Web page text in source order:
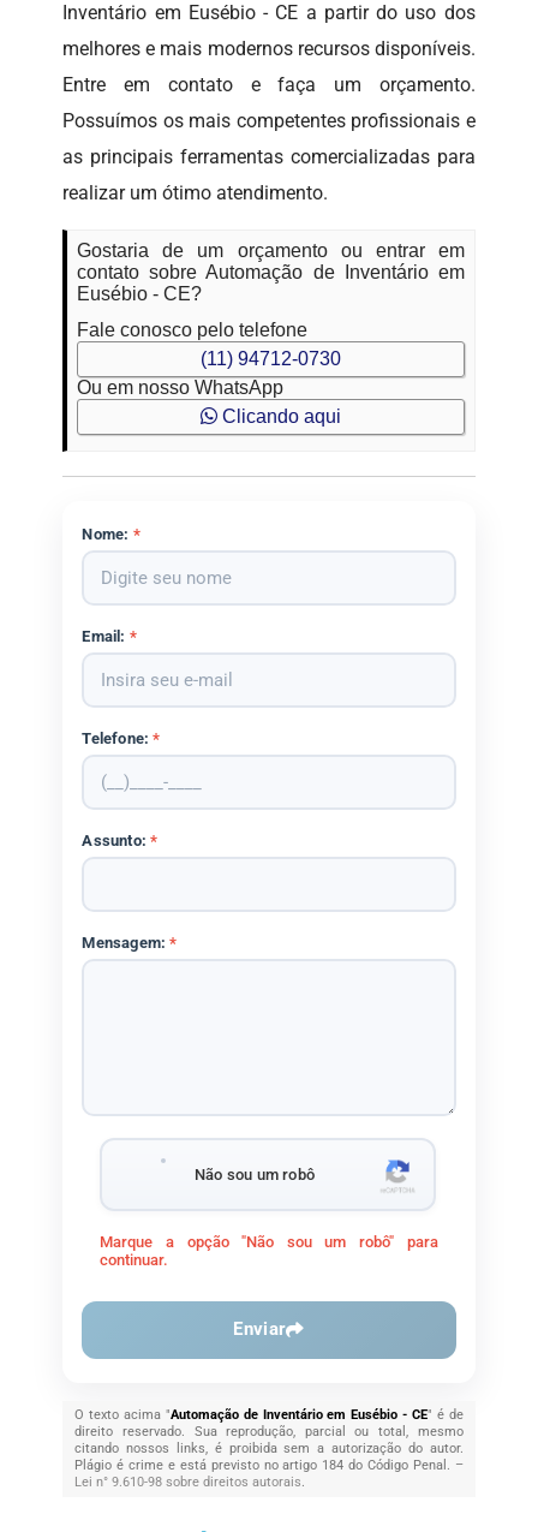
Inventário em Eusébio - CE a partir do uso dos
melhores e mais modernos recursos disponíveis.
Entre em contato e faça um orçamento.
Possuímos os mais competentes profissionais e
as principais ferramentas comercializadas para
realizar um ótimo atendimento.
Gostaria de um orçamento ou entrar em
contato sobre Automação de Inventário em
Eusébio - CE?
Fale conosco pelo telefone
(11) 94712-0730
Ou em nosso WhatsApp
Clicando aqui
Nome: *
Email: *
Telefone:*
Assunto:*
Mensagem:*
Não sou um robô
Marque a opção "Não sou um robô" para
continuar.
Enviar
O texto acima "Automação de Inventário em Eusébio - CE" é de
direito reservado. Sua reprodução, parcial ou total, mesmo
citando nossos links, é proibida sem a autorização do autor.
Plágio é crime e está previsto no artigo 184 do Código Penal. –
Lei n° 9.610-98 sobre direitos autorais.